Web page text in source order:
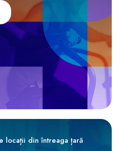
locații din întreaga țară